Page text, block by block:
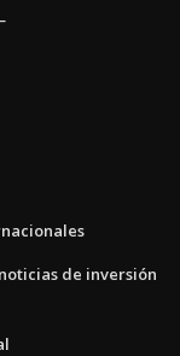
de inversión